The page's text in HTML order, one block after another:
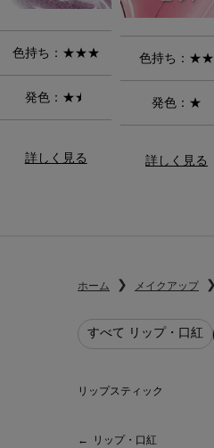
色持ち：★★★
発色： ★★
詳しく見る
色持ち：★★
発色：★
詳しく見る
ホーム メイクアップ
すべて リップ・口紅
リップスティック
リップ・口紅